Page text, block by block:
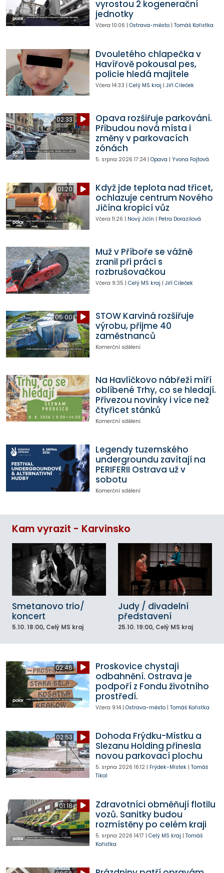
vyrostou 2 kogenerační
jednotky
Včera 10:06 | Ostrava-město| Tomáš Kořistka
Dvouletého chlapečka v
Havířově pokousal pes,
policie hledá majitele
Včera 14:33 | Celý MS kraj | Jiří Cileček
02:33
Opava rozšiřuje parkování.
Přibudou nová místa i
změny v parkovacích
zónách
5. srpna 2026 17:24| Opava | Yvona Fajtová
01:20
Když jde teplota nad třicet,
ochlazuje centrum Nového
Jičína kropicí vůz
Včera 11:26 | Nový Jičín | Petra Dorazilová
Muž v Příboře se vážně
zranil při práci s
rozbrušovačkou
Včera 9:35 | Celý MS kraj | Jiří Cileček
05:00
STOW Karviná rozšiřuje
výrobu, přijme 40
zaměstnanců
Komerční sdělení
Na Havlíčkovo nábřeží míří
oblíbené Trhy, co se hledají.
Přivezou novinky i více než
čtyřicet stánků
Komerční sdělení
Legendy tuzemského
undergroundu zavítají na
PERIFERII Ostrava už v
sobotu
Komerční sdělení
Kam vyrazit - Karvinsko
Smetanovo trio/
koncert
5.10. 18:00, Celý MS kraj
Judy / divadelní
představení
25.10. 19:00, Celý MS kraj
02:46
Proskovice chystají
odbahnění. Ostrava je
podpoří z Fondu životního
prostředí.
Včera 9:14| Ostrava-město| Tomáš Kořistka
02:53
Dohoda Frýdku-Místku a
Slezanu Holding přinesla
novou parkovací plochu
5. srpna 2026 16:12| Frýdek-Místek| Tomáš
Tikal
01:18
Zdravotníci obměňují flotilu
vozů. Sanitky budou
rozmístěny po celém kraji
5. srpna 2026 14:17 | Celý MS kraj | Tomáš
Kořistka